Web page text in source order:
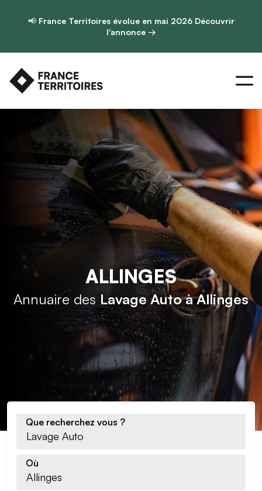
📢 France Territoires évolue en mai 2026 Découvrir
l'annonce →
ALLINGES
Annuaire desLavage Auto à Allinges
Que recherchez vous ?
Où